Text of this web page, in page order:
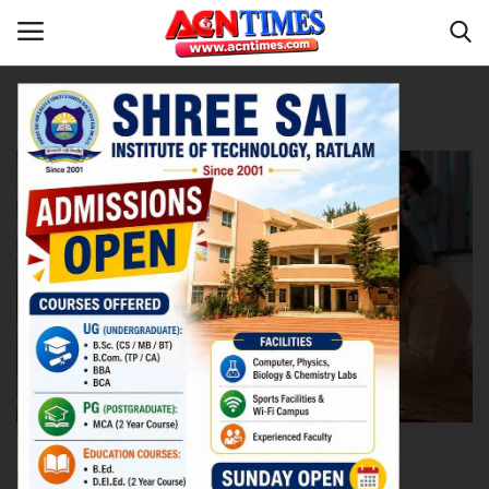
Home
Contact
नीर_का_तीर
मध्यप्रदेश
देश
विदेश
उत्तर प्रदेश
Tag:Shiva Family
धर्म-संस्कृति